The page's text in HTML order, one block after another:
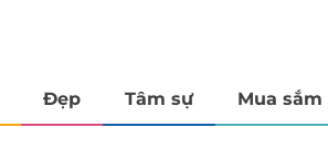
Đẹp Tâm sự Mua sắm